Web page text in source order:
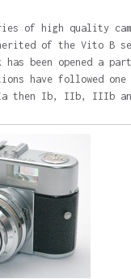
of high quality
of the Vito B
has been opened a
have followed
Ib, IIb, IIIb